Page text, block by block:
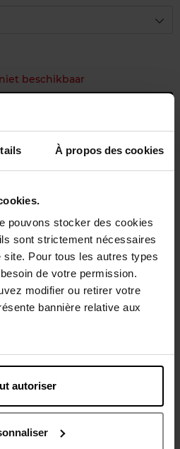
À propos des cookies
pouvons stocker des cookies
sont strictement nécessaires
site. Pour tous les autres types
de votre permission.
modifier ou retirer votre
bannière relative aux
autoriser
beschikbaar
het weer beschikbaar
van min. 55€
vergeten ?